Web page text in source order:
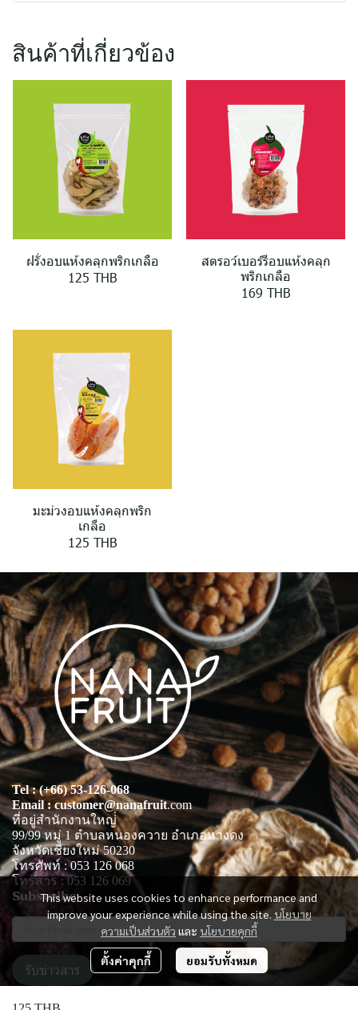
สินค้าที่เกี่ยวข้อง
ฝรั่งอบแห้งคลุกพริกเกลือ
125 THB
สตรอว์เบอร์รีอบแห้งคลุก
พริกเกลือ
169 THB
มะม่วงอบแห้งคลุกพริก
เกลือ
125 THB
This website uses cookies to enhance performance and
improve your experience while using the site.นโยบาย
ความเป็นส่วนตัว และ นโยบายคุกกี้
ตั้งค่าคุกกี้ ยอมรับทั้งหมด
Tel : (+66) 53-126-068
Email : customer@nanafruit.com
ที่อยู่สำนักงานใหญ่่
99/99 หมู่ 1 ตำบลหนองควาย อำเภอหางดง
จังหวัดเชียงใหม่ 50230
โทรศัพท์ : 053 126 068
โทรสาร : 053 126 069
Subscribe
รับข่าวสาร